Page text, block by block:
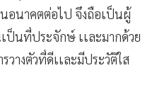
นอนาคตต่อไป จึงถือเป็นผู้
นที่ประจักษ์ เเละมากด้วย
างตัวที่ดีเเละมีประวัติใส